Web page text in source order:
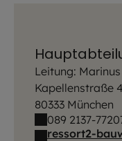
Leitung:
Kapellenstraße
80333 München
089 2137-
ressort2-